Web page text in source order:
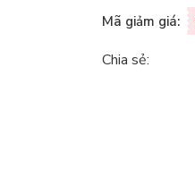
Mã giảm giá:
Chia sẻ: